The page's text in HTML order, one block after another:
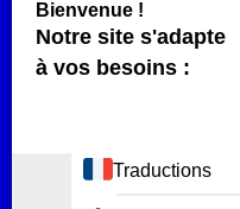
Nos actualités
Nos publications
Contact